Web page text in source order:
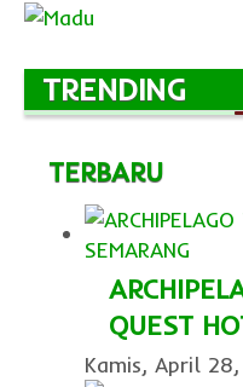
TRENDING
TERBARU
QUEST
Kamis, April